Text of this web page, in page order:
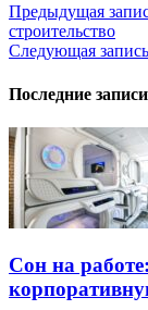
Навигация
по
Предыдущая
строительство
Следующая запись
Последние записи
Сон на